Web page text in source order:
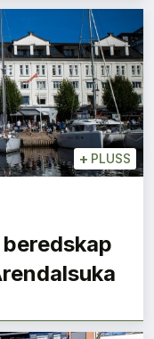
+ PLUSS